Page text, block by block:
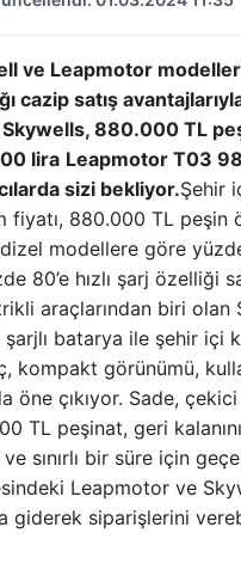
ve Leapmotor
cazip satış
Skywells, 880.000 TL
lira Leapmotor T03
sizi bekliyor.Şehir
fiyatı, 880.000 TL
modellere göre
80’e hızlı şarj
araçlarından biri olan
şarjlı batarya ile şehir
görünümü,
öne çıkıyor. Sade,
TL peşinat, geri
ve sınırlı bir süre için
Leapmotor ve
giderek siparişlerini